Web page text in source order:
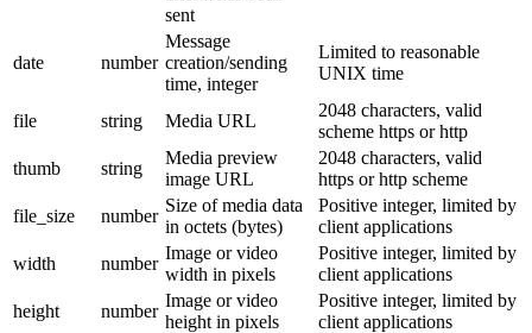
sent
date number
Message
creation/sending
time, integer
Limited to reasonable
UNIX time
file string Media URL
2048 characters, valid
scheme https or http
thumb
string
Media preview
image URL
2048 characters, valid
https or http scheme
file_size
number
Size of media data
in octets (bytes)
Positive integer, limited by
client applications
width
number
Image or video
width in pixels
Positive integer, limited by
client applications
height
number
Image or video
height in pixels
Positive integer, limited by
client applications